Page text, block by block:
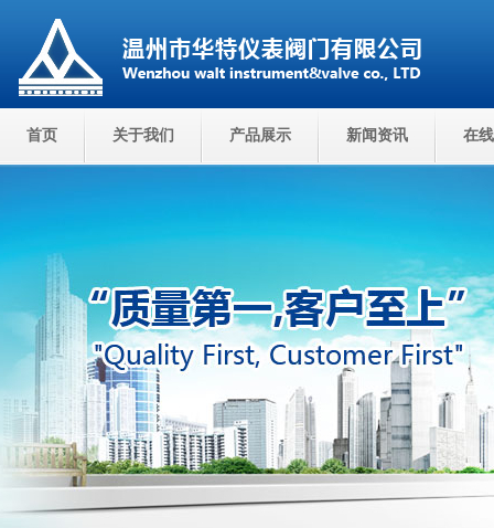
首页 关于我们 产品展示 新闻资讯 在